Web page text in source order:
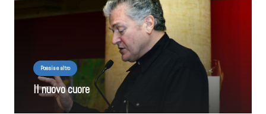
Poesia e altro
Il nuovo cuore